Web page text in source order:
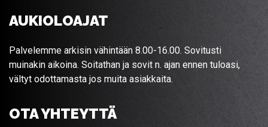
AUKIOLOAJAT
Palvelemme arkisin vähintään 8.00-16.00. Sovitusti
muinakin aikoina. Soitathan ja sovit n. ajan ennen tuloasi,
vältyt odottamasta jos muita asiakkaita.
OTA YHTEYTTÄ